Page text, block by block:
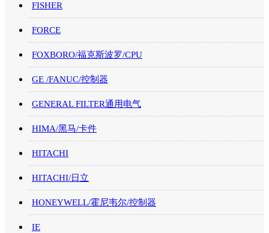
FISHER
FORCE
FOXBORO/福克斯波罗/CPU
GE /FANUC/控制器
GENERAL FILTER通用电气
HIMA/黑马/卡件
HITACHI
HITACHI/日立
HONEYWELL/霍尼韦尔/控制器
IE